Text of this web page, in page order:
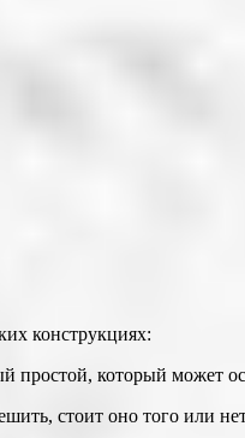
конструкциях:
простой, который может
стоит оно того или